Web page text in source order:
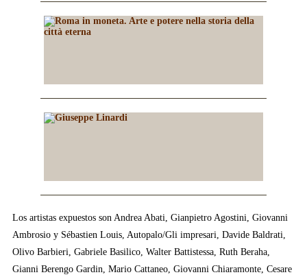
Los artistas expuestos son Andrea Abati, Gianpietro Agostini, Giovanni
Ambrosio y Sébastien Louis, Autopalo/Gli impresari, Davide Baldrati,
Olivo Barbieri, Gabriele Basilico, Walter Battistessa, Ruth Beraha,
Gianni Berengo Gardin, Mario Cattaneo, Giovanni Chiaramonte, Cesare